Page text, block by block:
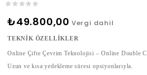
₺49.800,00 Vergi dahil
TEKNİK ÖZELLİKLER
Online Çifte Çevrim Teknolojisi – Online Double
Uzun ve kısa yedekleme süresi opsiyonlarıyla.